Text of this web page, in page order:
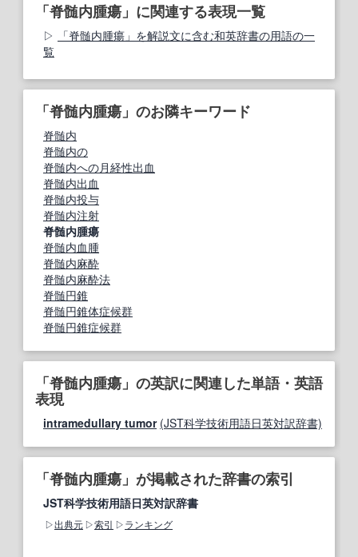
「脊髄内腫瘍」に関連する表現一覧
「脊髄内腫瘍」を解説文に含む和英辞書の用語の一
覧
「脊髄内腫瘍」のお隣キーワード
脊髄内
脊髄内の
脊髄内への月経性出血
脊髄内出血
脊髄内投与
脊髄内注射
脊髄内腫瘍
脊髄内血腫
脊髄内麻酔
脊髄内麻酔法
脊髄円錐
脊髄円錐体症候群
脊髄円錐症候群
「脊髄内腫瘍」の英訳に関連した単語・英語
表現
intramedullary tumor (JST科学技術用語日英対訳辞書)
「脊髄内腫瘍」が掲載された辞書の索引
JST科学技術用語日英対訳辞書
出典元 索引 ランキング